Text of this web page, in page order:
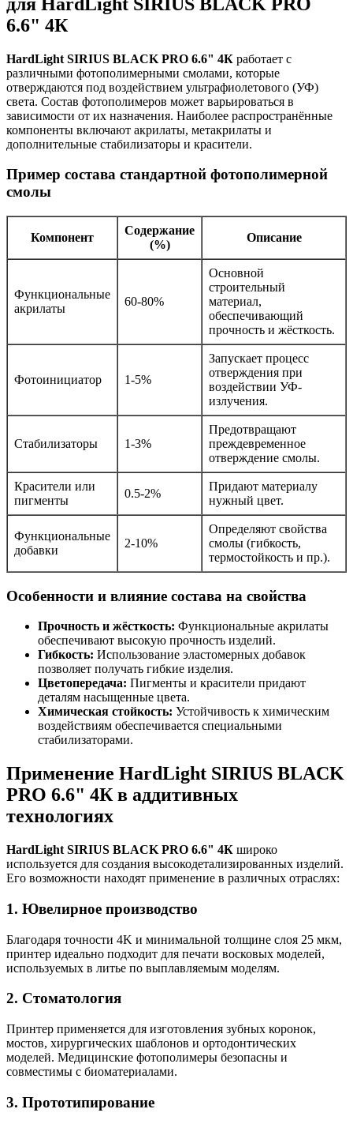
6.6" 4К
HardLight SIRIUS BLACK PRO 6.6" 4К работает с
различными фотополимерными смолами, которые
отверждаются под воздействием ультрафиолетового (УФ)
света. Состав фотополимеров может варьироваться в
зависимости от их назначения. Наиболее распространённые
компоненты включают акрилаты, метакрилаты и
дополнительные стабилизаторы и красители.
Пример состава стандартной фотополимерной
смолы
Компонент
Содержание
(%)
Описание
Функциональные
акрилаты
60-80%
Основной
строительный
материал,
обеспечивающий
прочность и жёсткость.
Фотоинициатор 1-5%
Запускает процесс
отверждения при
воздействии УФ-
излучения.
Стабилизаторы 1-3%
Предотвращают
преждевременное
отверждение смолы.
Красители или
пигменты
0.5-2%
Придают материалу
нужный цвет.
Функциональные
добавки
2-10%
Определяют свойства
смолы (гибкость,
термостойкость и пр.).
Особенности и влияние состава на свойства
Прочность и жёсткость: Функциональные акрилаты
обеспечивают высокую прочность изделий.
Гибкость: Использование эластомерных добавок
позволяет получать гибкие изделия.
Цветопередача: Пигменты и красители придают
деталям насыщенные цвета.
Химическая стойкость: Устойчивость к химическим
воздействиям обеспечивается специальными
стабилизаторами.
Применение HardLight SIRIUS BLACK
PRO 6.6" 4К в аддитивных
технологиях
HardLight SIRIUS BLACK PRO 6.6" 4К широко
используется для создания высокодетализированных изделий.
Его возможности находят применение в различных отраслях:
1. Ювелирное производство
Благодаря точности 4K и минимальной толщине слоя 25 мкм,
принтер идеально подходит для печати восковых моделей,
используемых в литье по выплавляемым моделям.
2. Стоматология
Принтер применяется для изготовления зубных коронок,
мостов, хирургических шаблонов и ортодонтических
моделей. Медицинские фотополимеры безопасны и
совместимы с биоматериалами.
3. Прототипирование